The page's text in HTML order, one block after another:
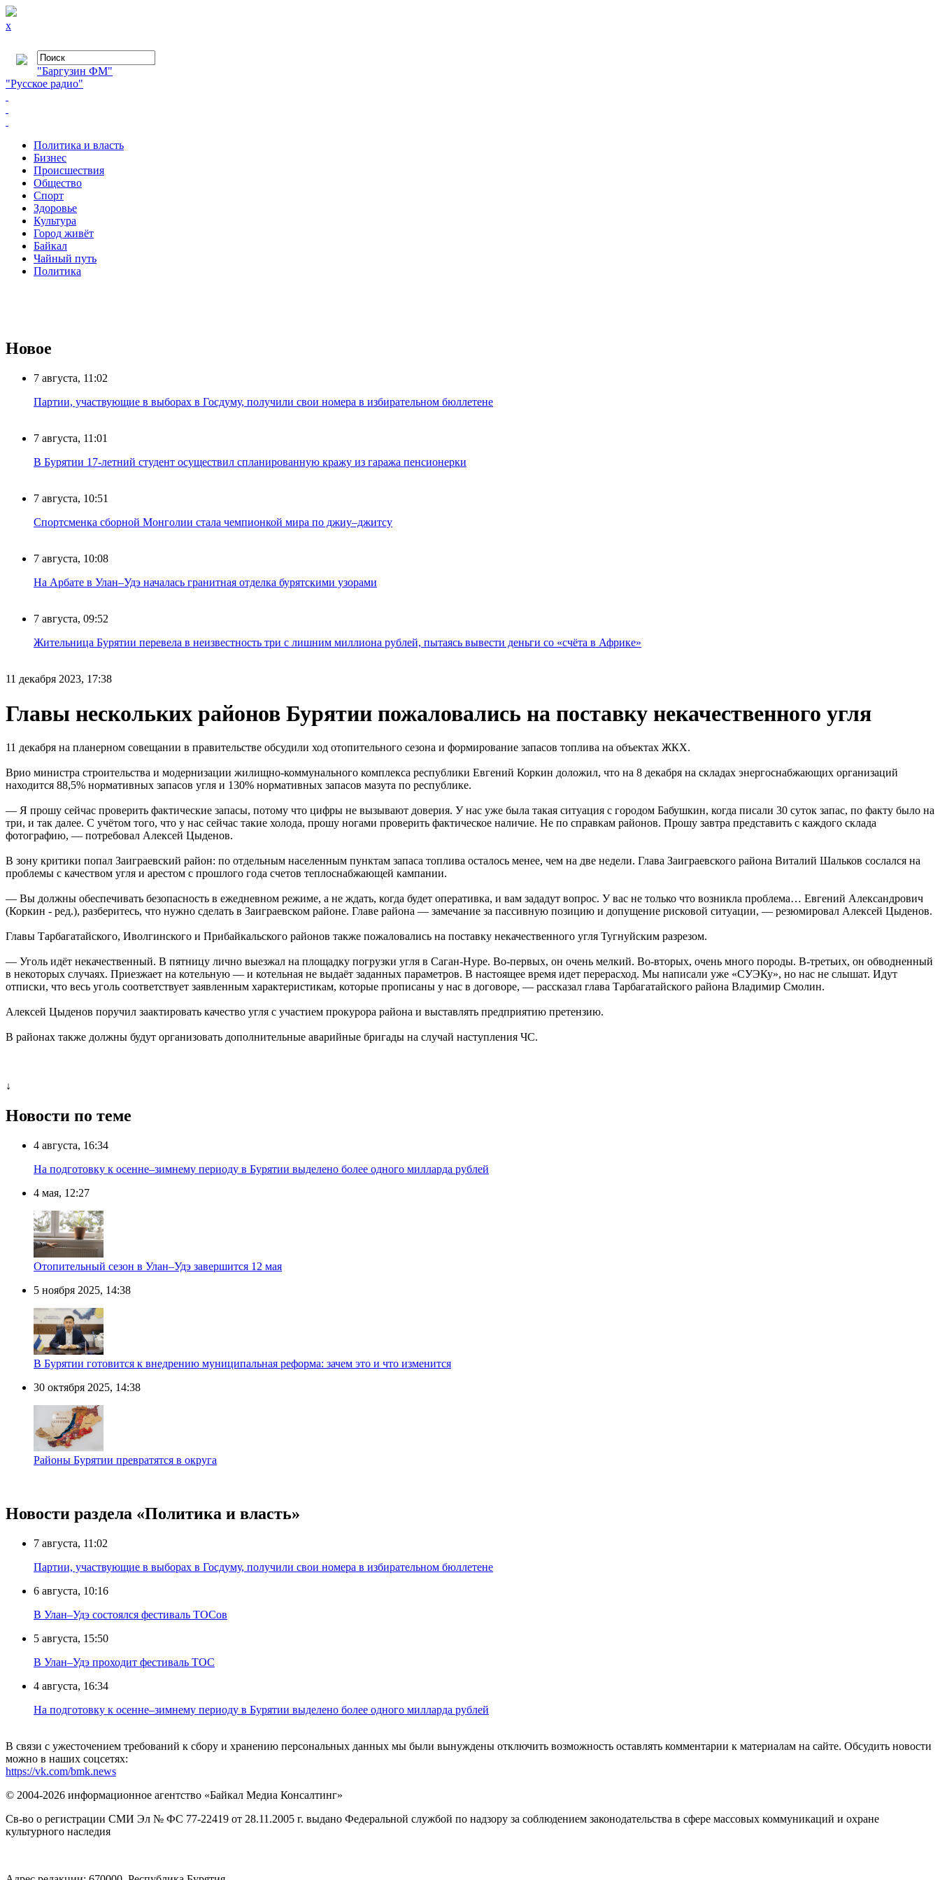
x
"Баргузин ФМ"
"Русское радио"
Политика и власть
Бизнес
Происшествия
Общество
Cпорт
Здоровье
Культура
Город живёт
Байкал
Чайный путь
Политика
Новое
7 августа, 11:02
Партии, участвующие в выборах в Госдуму, получили свои номера в избирательном бюллетене
7 августа, 11:01
В Бурятии 17-летний студент осуществил спланированную кражу из гаража пенсионерки
7 августа, 10:51
Спортсменка сборной Монголии стала чемпионкой мира по джиу–джитсу
7 августа, 10:08
На Арбате в Улан–Удэ началась гранитная отделка бурятскими узорами
7 августа, 09:52
Жительница Бурятии перевела в неизвестность три с лишним миллиона рублей, пытаясь вывести деньги со «счёта в Африке»
11 декабря 2023, 17:38
Главы нескольких районов Бурятии пожаловались на поставку некачественного угля
11 декабря на планерном совещании в правительстве обсудили ход отопительного сезона и формирование запасов топлива на объектах ЖКХ.
Врио министра строительства и модернизации жилищно-коммунального комплекса республики Евгений Коркин доложил, что на 8 декабря на складах энергоснабжающих организаций
находится 88,5% нормативных запасов угля и 130% нормативных запасов мазута по республике.
— Я прошу сейчас проверить фактические запасы, потому что цифры не вызывают доверия. У нас уже была такая ситуация с городом Бабушкин, когда писали 30 суток запас, по факту было на
три, и так далее. С учётом того, что у нас сейчас такие холода, прошу ногами проверить фактическое наличие. Не по справкам районов. Прошу завтра представить с каждого склада
фотографию, — потребовал Алексей Цыденов.
В зону критики попал Заиграевский район: по отдельным населенным пунктам запаса топлива осталось менее, чем на две недели. Глава Заиграевского района Виталий Шальков сослался на
проблемы с качеством угля и арестом с прошлого года счетов теплоснабжающей кампании.
— Вы должны обеспечивать безопасность в ежедневном режиме, а не ждать, когда будет оперативка, и вам зададут вопрос. У вас не только что возникла проблема… Евгений Александрович
(Коркин - ред.), разберитесь, что нужно сделать в Заиграевском районе. Главе района — замечание за пассивную позицию и допущение рисковой ситуации, — резюмировал Алексей Цыденов.
Главы Тарбагатайского, Иволгинского и Прибайкальского районов также пожаловались на поставку некачественного угля Тугнуйским разрезом.
— Уголь идёт некачественный. В пятницу лично выезжал на площадку погрузки угля в Саган-Нуре. Во-первых, он очень мелкий. Во-вторых, очень много породы. В-третьих, он обводненный
в некоторых случаях. Приезжает на котельную — и котельная не выдаёт заданных параметров. В настоящее время идет перерасход. Мы написали уже «СУЭКу», но нас не слышат. Идут
отписки, что весь уголь соответствует заявленным характеристикам, которые прописаны у нас в договоре, — рассказал глава Тарбагатайского района Владимир Смолин.
Алексей Цыденов поручил заактировать качество угля с участием прокурора района и выставлять предприятию претензию.
В районах также должны будут организовать дополнительные аварийные бригады на случай наступления ЧС.
↓
Новости по теме
4 августа, 16:34
На подготовку к осенне–зимнему периоду в Бурятии выделено более одного милларда рублей
4 мая, 12:27
Отопительный сезон в Улан–Удэ завершится 12 мая
5 ноября 2025, 14:38
В Бурятии готовится к внедрению муниципальная реформа: зачем это и что изменится
30 октября 2025, 14:38
Районы Бурятии превратятся в округа
Новости раздела «Политика и власть»
7 августа, 11:02
Партии, участвующие в выборах в Госдуму, получили свои номера в избирательном бюллетене
6 августа, 10:16
В Улан–Удэ состоялся фестиваль ТОСов
5 августа, 15:50
В Улан–Удэ проходит фестиваль ТОС
4 августа, 16:34
На подготовку к осенне–зимнему периоду в Бурятии выделено более одного милларда рублей
В связи с ужесточением требований к сбору и хранению персональных данных мы были вынуждены отключить возможность оставлять комментарии к материалам на сайте. Обсудить новости
можно в наших соцсетях:
https://vk.com/bmk.news
© 2004-2026 информационное агентство «Байкал Медиа Консалтинг»
Св-во о регистрации СМИ Эл № ФС 77-22419 от 28.11.2005 г. выдано Федеральной службой по надзору за соблюдением законодательства в сфере массовых коммуникаций и охране
культурного наследия